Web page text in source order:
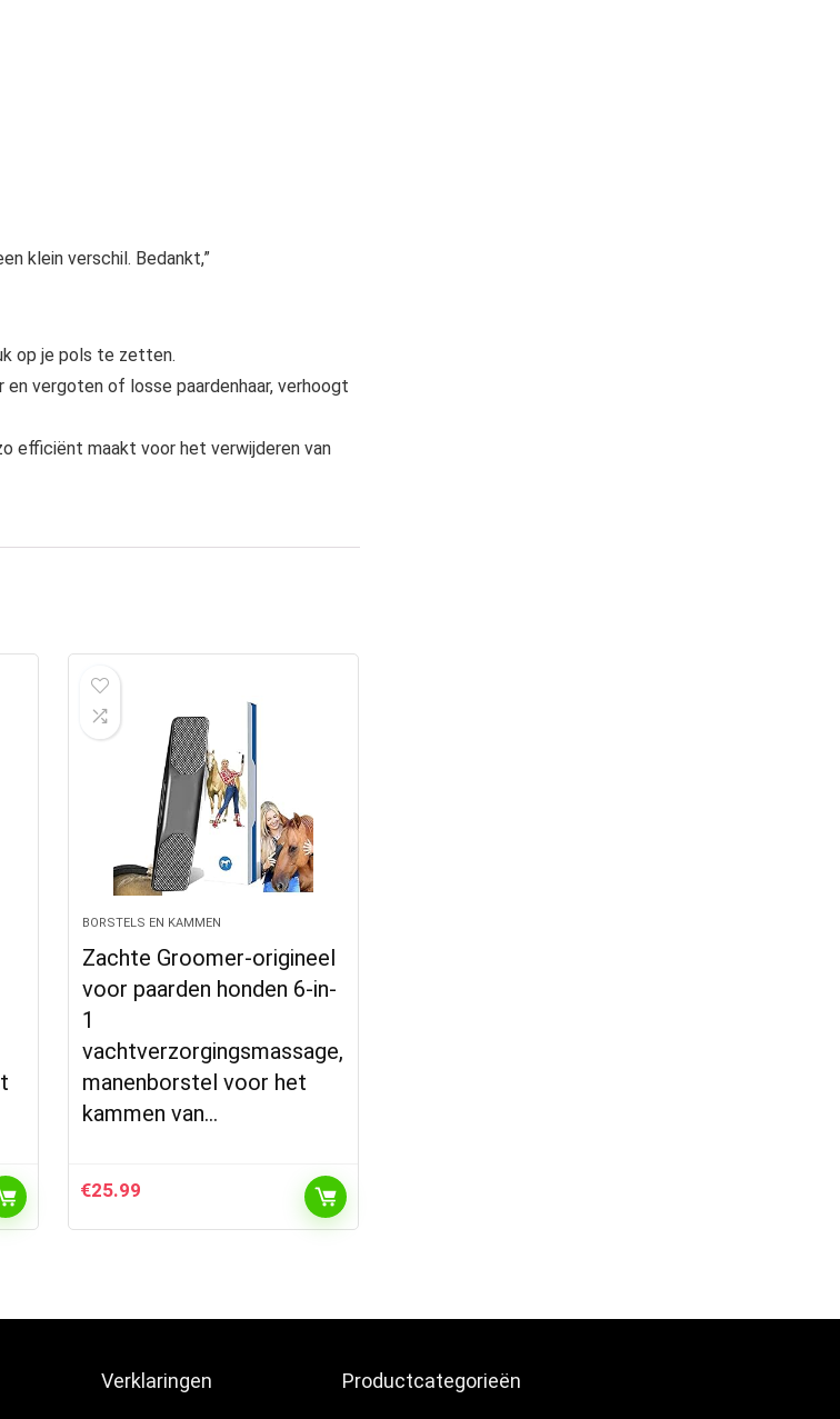
klein verschil. Bedankt,”
op je pols te zetten.
vergoten of losse paardenhaar, verhoogt
efficiënt maakt voor het verwijderen van
BORSTELS EN KAMMEN
Zachte Groomer-origineel
voor paarden honden 6-in-
1
vachtverzorgingsmassage,
manenborstel voor het
kammen van…
€25.99
Verklaringen Productcategorieën